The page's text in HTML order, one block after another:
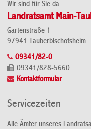
Wir sind für Sie da
Landratsamt Main-
Gartenstraße 1
97941 Tauberbischofsheim
09341/82-0
09341/828-5660
Kontaktformular
Servicezeiten
Alle Ämter unseres